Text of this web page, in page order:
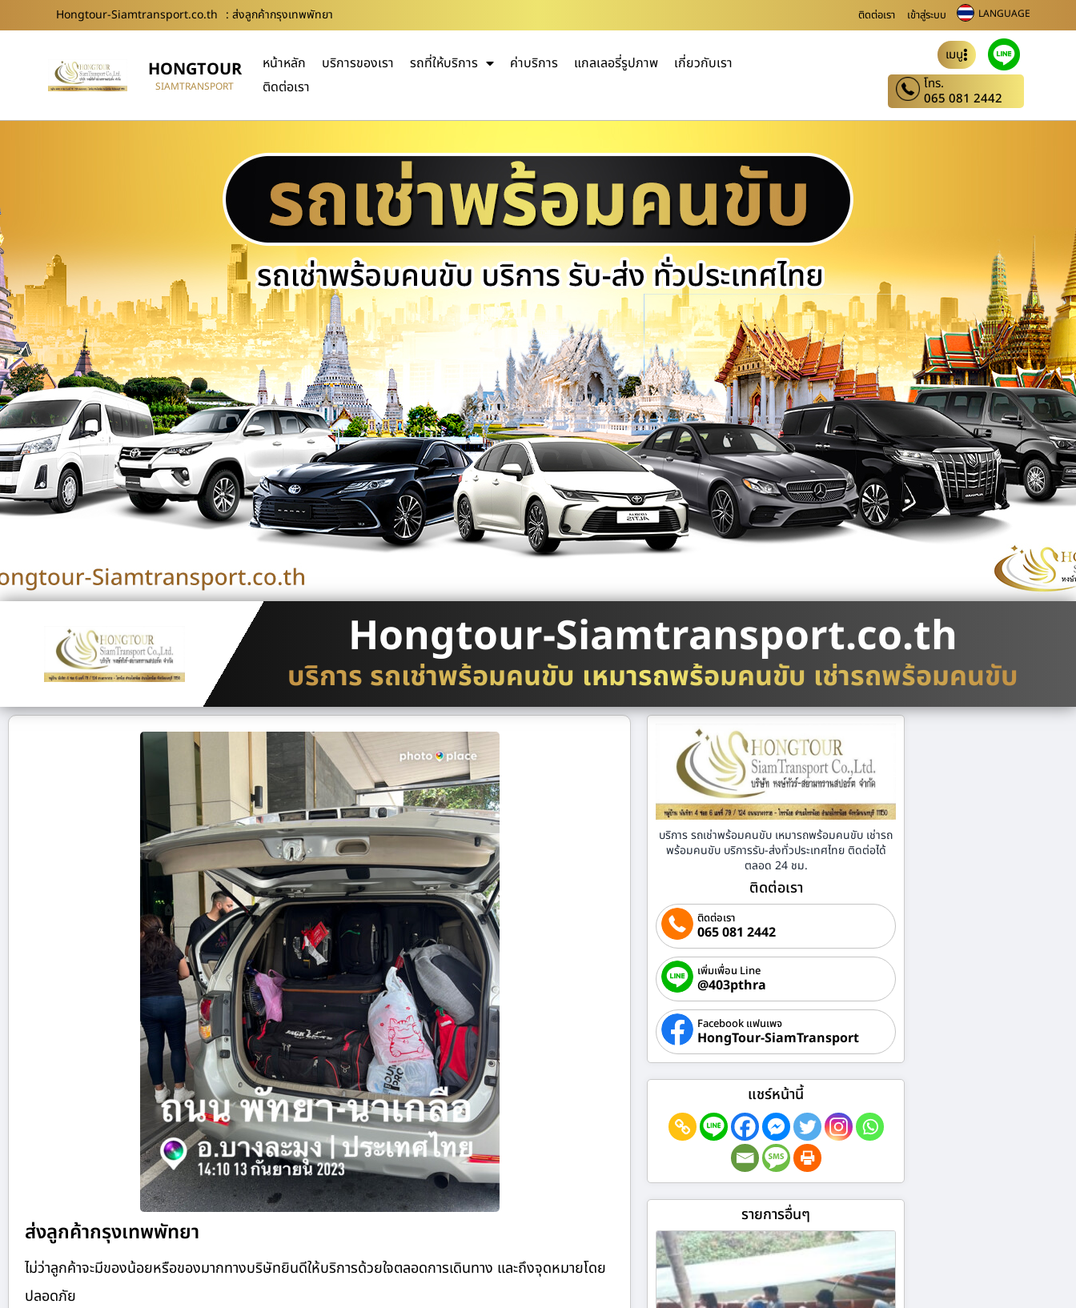
Hongtour-Siamtransport.co.th : ส่งลูกค้ากรุงเทพพัทยา ติดต่อเรา เข้าสู่ระบบ LANGUAGE
HONGTOUR
SIAMTRANSPORT
หน้าหลัก บริการของเรา รถที่ให้บริการ ค่าบริการ แกลเลอรี่รูปภาพ
เกี่ยวกับเรา
ติดต่อเรา
เมนู
โทร.
065 081 2442
Hongtour-Siamtransport.co.th
บริการ รถเช่าพร้อมคนขับ เหมารถพร้อมคนขับ เช่ารถพร้อมคนขับ
ส่งลูกค้ากรุงเทพพัทยา
ไม่ว่าลูกค้าจะมีของน้อยหรือของมากทางบริษัทยินดีให้บริการด้วยใจตลอดการเดินทาง และถึงจุดหมายโดย
ปลอดภัย
บริการ รถเช่าพร้อมคนขับ เหมารถพร้อมคนขับ เช่ารถ
พร้อมคนขับ บริการรับ-ส่งทั่วประเทศไทย ติดต่อได้
ตลอด 24 ชม.
ติดต่อเรา
ติดต่อเรา
065 081 2442
เพิ่มเพื่อน Line
@403pthra
Facebook แฟนเพจ
HongTour-SiamTransport
แชร์หน้านี้
รายการอื่นๆ